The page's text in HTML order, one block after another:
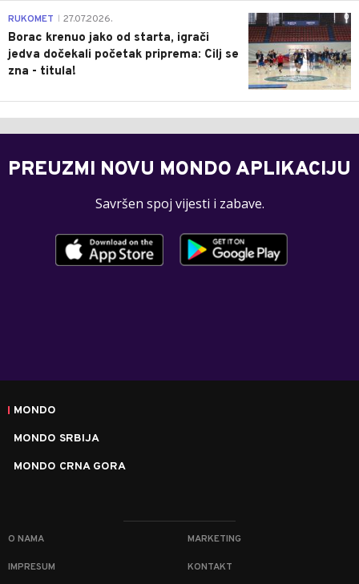
0
RUKOMET 27.07.2026.
Borac krenuo jako od starta, igrači
jedva dočekali početak priprema: Cilj se
zna - titula!
PREUZMI NOVU MONDO APLIKACIJU
Savršen spoj vijesti i zabave.
MONDO
MONDO SRBIJA
MONDO CRNA GORA
O NAMA MARKETING
IMPRESUM KONTAKT